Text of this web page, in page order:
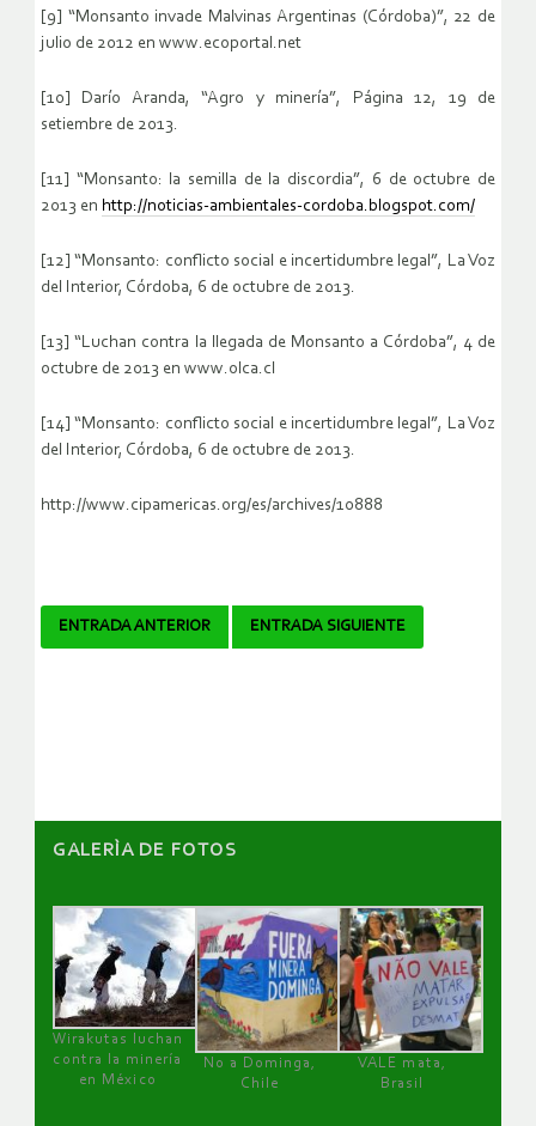
[9] “Monsanto invade Malvinas Argentinas (Córdoba)”, 22 de
julio de 2012 en www.ecoportal.net
[10] Darío Aranda, “Agro y minería”, Página 12, 19 de
setiembre de 2013.
[11] “Monsanto: la semilla de la discordia”, 6 de octubre de
2013 en http://noticias-ambientales-cordoba.blogspot.com/
[12] “Monsanto: conflicto social e incertidumbre legal”, La Voz
del Interior, Córdoba, 6 de octubre de 2013.
[13] “Luchan contra la llegada de Monsanto a Córdoba”, 4 de
octubre de 2013 en www.olca.cl
[14] “Monsanto: conflicto social e incertidumbre legal”, La Voz
del Interior, Córdoba, 6 de octubre de 2013.
http://www.cipamericas.org/es/archives/10888
Navegador
ENTRADA ANTERIOR ENTRADA SIGUIENTE
GALERÌA DE FOTOS
Wirakutas luchan
contra la minería
en México
No a Dominga,
Chile
VALE mata,
Brasil